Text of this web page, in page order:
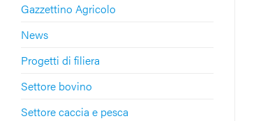
Gazzettino Agricolo
News
Progetti di filiera
Settore bovino
Settore caccia e pesca